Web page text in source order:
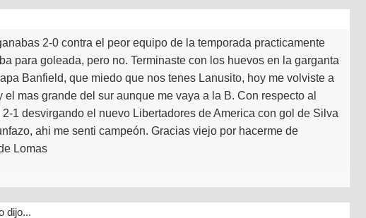
2-0 contra el peor equipo de la temporada practicamente
para goleada, pero no. Terminaste con los huevos en la garganta
Banfield, que miedo que nos tenes Lanusito, hoy me volviste a
el mas grande del sur aunque me vaya a la B. Con respecto al
1 desvirgando el nuevo Libertadores de America con gol de Silva
ahi me senti campeón. Gracias viejo por hacerme de
Lomas
dijo...